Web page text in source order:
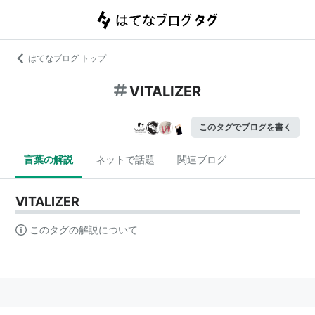
はてなブログ トップ
VITALIZER
このタグでブログを書く
言葉の解説 ネットで話題 関連ブログ
VITALIZER
このタグの解説について